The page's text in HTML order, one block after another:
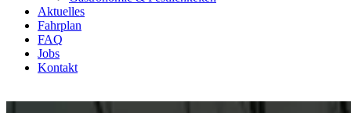
Aktuelles
Fahrplan
FAQ
Jobs
Kontakt